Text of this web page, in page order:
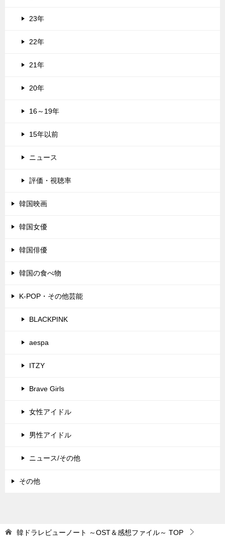
23年
22年
21年
20年
16～19年
15年以前
ニュース
評価・視聴率
韓国映画
韓国女優
韓国俳優
韓国の食べ物
K-POP・その他芸能
BLACKPINK
aespa
ITZY
Brave Girls
女性アイドル
男性アイドル
ニュース/その他
その他
韓ドラレビューノート ～OST＆感想ファイル～ TOP